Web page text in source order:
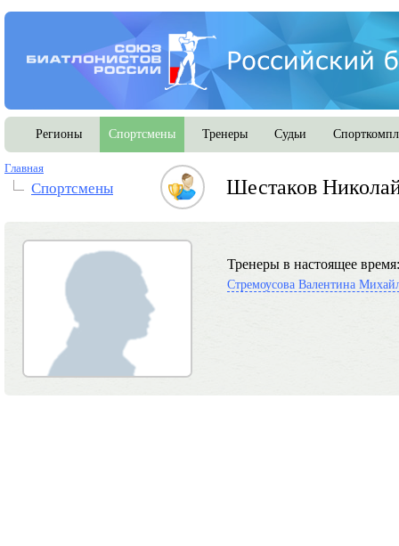
Регионы Спортсмены Тренеры Судьи
Главная
Спортсмены Шестаков
Тренеры в настоящее время:
Стремоусова Валентина